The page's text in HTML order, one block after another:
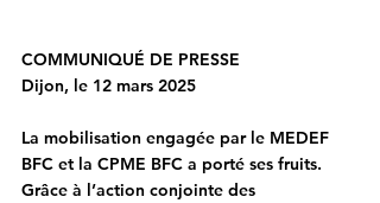
COMMUNIQUÉ DE PRESSE
Dijon, le 12 mars 2025
La mobilisation engagée par le MEDEF
BFC et la CPME BFC a porté ses fruits.
Grâce à l’action conjointe des